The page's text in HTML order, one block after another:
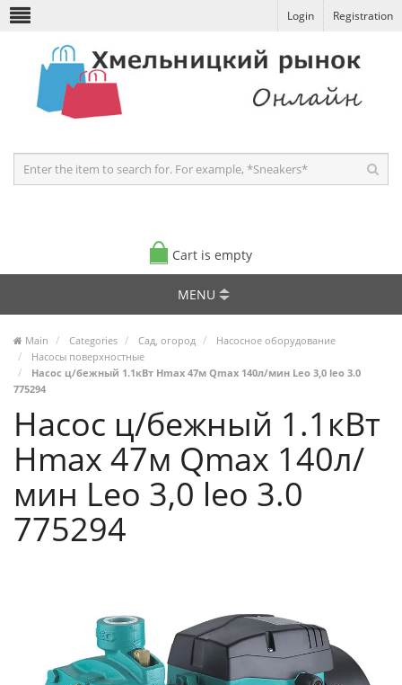
Login Registration
Cart is empty
MENU
Main Categories Сад, огород
Насосное оборудование
Насосы поверхностные
Насос ц/бежный 1.1кВт Hmax 47м Qmax 140л/мин Leo 3,0 leo 3.0
775294
Насос ц/бежный 1.1кВт
Hmax 47м Qmax 140л/
мин Leo 3,0 leo 3.0
775294